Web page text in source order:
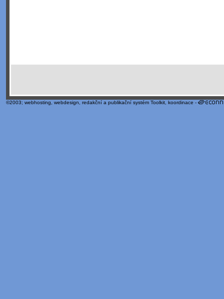
©2003; webhosting webdesign redakční a publikační systém Toolkit , koordinace -